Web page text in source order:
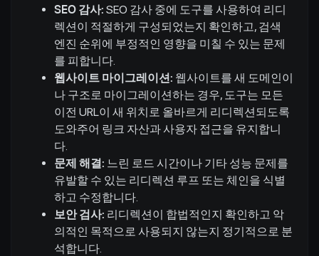
SEO 감사: SEO 감사 중에 도구를 사용하여 리디
렉션이 적절하게 구성되었는지 확인하고, 검색
엔진 순위에 부정적인 영향을 미칠 수 있는 문제
를 피합니다.
웹사이트 마이그레이션: 웹사이트를 새 도메인이
나 구조로 마이그레이션하는 경우, 도구는 모든
이전 URL이 새 위치로 올바르게 리디렉션되도록
도와주어 링크 자산과 사용자 접근을 유지합니
다.
문제 해결: 느린 로드 시간이나 기타 성능 문제를
유발할 수 있는 리디렉션 루프 또는 체인을 식별
하고 수정합니다.
보안 검사: 리디렉션이 합법적인지 확인하고 악
의적인 목적으로 사용되지 않는지 정기적으로 분
석합니다.